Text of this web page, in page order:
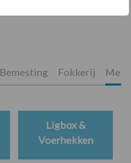
Bemesting Fokkerij
Ligbox &
Voerhekken